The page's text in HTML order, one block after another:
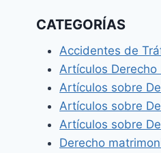
CATEGORÍAS
Accidentes de
Artículos Derecho
Artículos sobre
Artículos sobre
Artículos sobre
Derecho